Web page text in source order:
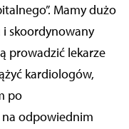
Mamy dużo
i skoordynowany
prowadzić lekarze
kardiologów,
po
na odpowiednim